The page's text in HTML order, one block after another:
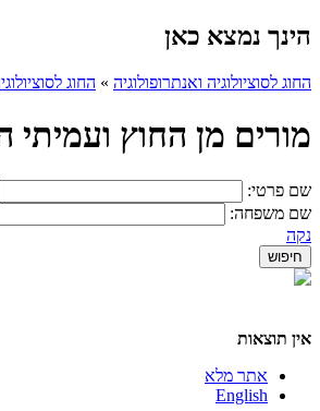
הינך נמצא כאן
החוג לסוציולוגיה ואנתרופולוגיה » החוג
מורים מן החוץ ועמיתי
שם פרטי:
שם משפחה:
נקה
אין תוצאות
אתר מלא
English